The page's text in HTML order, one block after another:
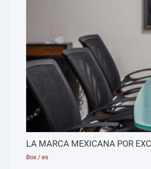
LA MARCA MEXICANA POR
Box /es